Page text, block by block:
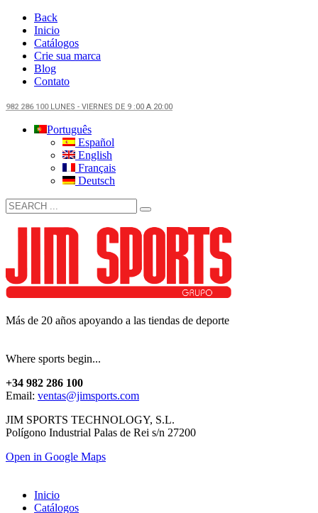
Back
Inicio
Catálogos
Crie sua marca
Blog
Contato
982 286 100LUNES - VIERNES DE 9 :00 A 20:00
Português
Español
English
Français
Deutsch
Más de 20 años apoyando a las tiendas de deporte
Where sports begin...
+34 982 286 100
Email: ventas@jimsports.com
JIM SPORTS TECHNOLOGY, S.L.
Polígono Industrial Palas de Rei s/n 27200
Open in Google Maps
Inicio
Catálogos